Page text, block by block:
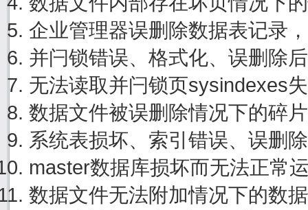
企业管理器误删除数据表记录
并闩锁错误、格式化、误删除
无法读取并闩锁页sysindexes
数据文件被误删除情况下的碎
系统表损坏、索引错误、误删
master数据库损坏而无法正常
数据文件无法附加情况下的数